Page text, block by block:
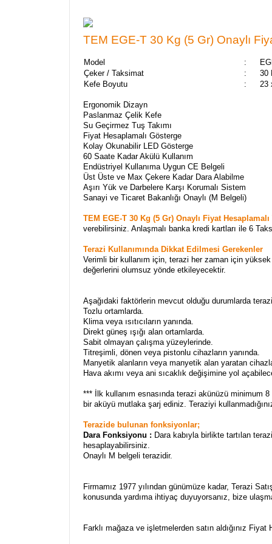
TEM EGE-T 30 Kg (5 Gr) Onaylı
Model :
Çeker / Taksimat
: 30
Kefe Boyutu
: 23
Ergonomik Dizayn
Paslanmaz Çelik Kefe
Su Geçirmez Tuş Takımı
Fiyat Hesaplamalı Gösterge
Kolay Okunabilir LED Gösterge
60 Saate Kadar Akülü Kullanım
Endüstriyel Kullanıma Uygun CE Belgeli
Üst Üste ve Max Çekere Kadar Dara Alabilme
Aşırı Yük ve Darbelere Karşı Korumalı Sistem
Sanayi ve Ticaret Bakanlığı Onaylı (M Belgeli)
TEM EGE-T 30 Kg (5 Gr) Onaylı Fiyat Hesaplamalı
verebilirsiniz. Anlaşmalı banka kredi kartları ile 6
Terazi Kullanımında Dikkat Edilmesi Gerekenler
Verimli bir kullanım için, terazi her zaman için yüksek
değerlerini olumsuz yönde etkileyecektir.
Aşağıdaki faktörlerin mevcut olduğu durumlarda
Tozlu ortamlarda.
Klima veya ısıtıcıların yanında.
Direkt güneş ışığı alan ortamlarda.
Sabit olmayan çalışma yüzeylerinde.
Titreşimli, dönen veya pistonlu cihazların yanında.
Manyetik alanların veya manyetik alan yaratan
Hava akımı veya ani sıcaklık değişimine yol
*** İlk kullanım esnasında terazi akünüzü minimum
bir aküyü mutlaka şarj ediniz. Teraziyi
Terazide bulunan fonksiyonlar;
Dara Fonksiyonu : Dara kabıyla birlikte tartılan
hesaplayabilirsiniz.
Onaylı M belgeli terazidir.
Firmamız 1977 yılından günümüze kadar, Terazi
konusunda yardıma ihtiyaç duyuyorsanız, bize
Farklı mağaza ve işletmelerden satın aldığınız